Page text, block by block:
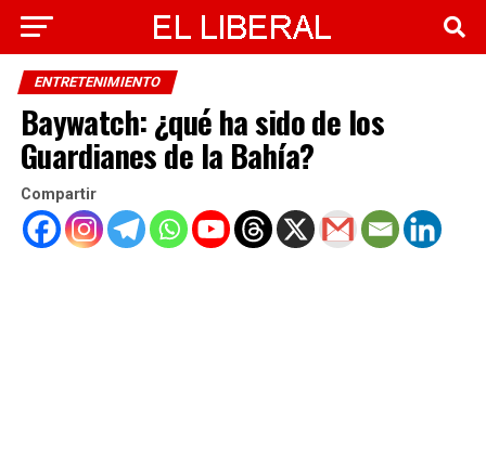
ENTRETENIMIENTO
Baywatch: ¿qué ha sido de los
Guardianes de la Bahía?
Compartir